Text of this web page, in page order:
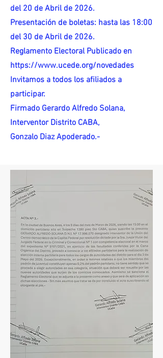
del 20 de Abril de 2026.
Presentación de boletas: hasta las 18:00
del 30 de Abril de 2026.
Reglamento Electoral Publicado en
https://www.ucede.org/novedades
Invitamos a todos los afiliados a
participar.
Firmado Gerardo Alfredo Solana,
Interventor Distrito CABA,
Gonzalo Diaz Apoderado.-